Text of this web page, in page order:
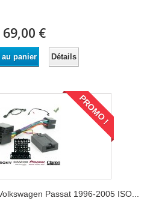
69,00 €
panier Détails
PROMO !
Passat 1996-2005 ISO...